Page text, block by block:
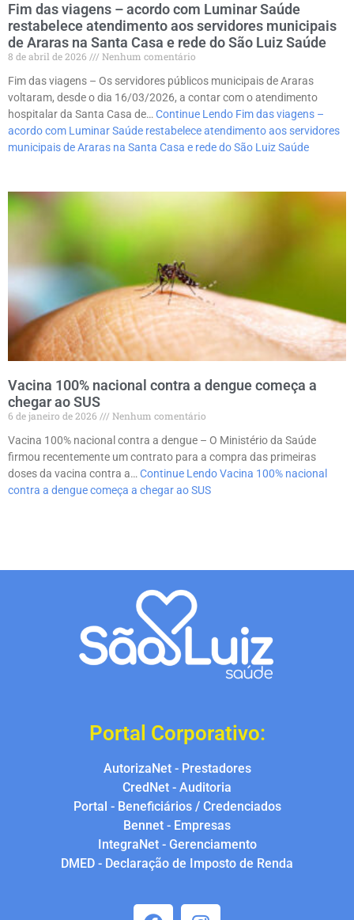
Fim das viagens – acordo com Luminar Saúde
restabelece atendimento aos servidores municipais
de Araras na Santa Casa e rede do São Luiz Saúde
8 de abril de 2026
Nenhum comentário
Fim das viagens – Os servidores públicos municipais de Araras
voltaram, desde o dia 16/03/2026, a contar com o atendimento
hospitalar da Santa Casa de…Continue Lendo Fim das viagens –
acordo com Luminar Saúde restabelece atendimento aos servidores
municipais de Araras na Santa Casa e rede do São Luiz Saúde
Vacina 100% nacional contra a dengue começa a
chegar ao SUS
6 de janeiro de 2026
Nenhum comentário
Vacina 100% nacional contra a dengue – O Ministério da Saúde
firmou recentemente um contrato para a compra das primeiras
doses da vacina contra a…Continue LendoVacina 100% nacional
contra a dengue começa a chegar ao SUS
Portal Corporativo:
AutorizaNet - Prestadores
CredNet - Auditoria
Portal - Beneficiários / Credenciados
Bennet - Empresas
IntegraNet - Gerenciamento
DMED - Declaração de Imposto de Renda